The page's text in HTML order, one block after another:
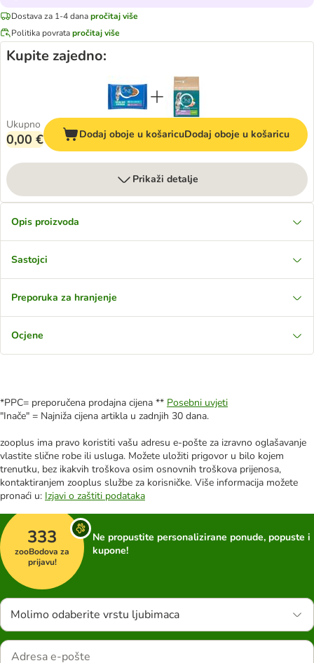
Dostava za 1-4 danapročitaj više
Politika povratapročitaj više
Kupite zajedno:
Ukupno
0,00 € Dodaj oboje u košaricuDodaj oboje u košaricu
Prikaži detalje
Opis proizvoda
Sastojci
Preporuka za hranjenje
Ocjene
*PPC= preporučena prodajna cijena ** Posebni uvjeti
"Inače" = Najniža cijena artikla u zadnjih 30 dana.
zooplus ima pravo koristiti vašu adresu e-pošte za izravno oglašavanje
vlastite slične robe ili usluga. Možete uložiti prigovor u bilo kojem
trenutku, bez ikakvih troškova osim osnovnih troškova prijenosa,
kontaktiranjem zooplus službe za korisničke. Više informacija možete
pronaći u: Izjavi o zaštiti podataka
333
zooBodova za
prijavu!
Ne propustite personalizirane ponude, popuste i
kupone!
Molimo odaberite vrstu ljubimaca